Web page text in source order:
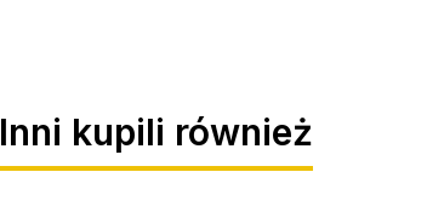
Inni kupili również